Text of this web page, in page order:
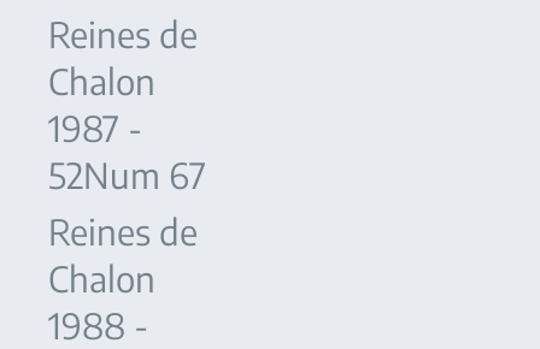
Reines de
Chalon
1987 -
52Num 67
Reines de
Chalon
1988 -